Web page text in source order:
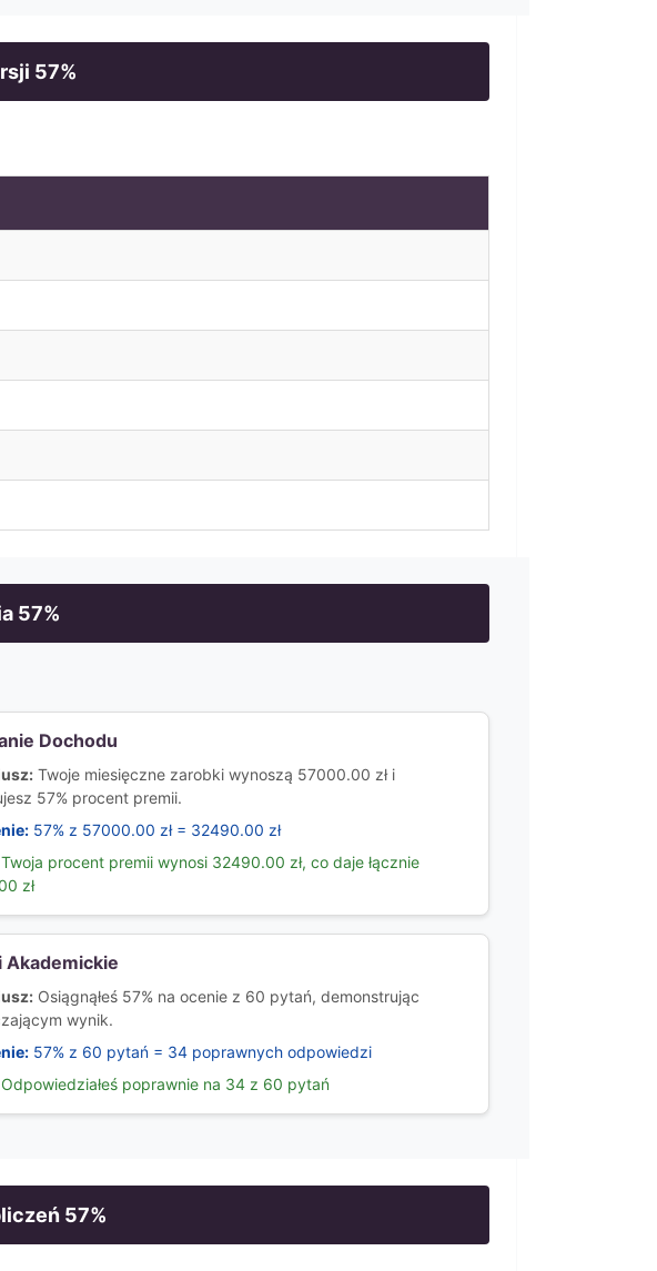
57%
57%
Dochodu
Twoje miesięczne zarobki wynoszą 57000.00 zł i
57% procent premii.
57% z 57000.00 zł = 32490.00 zł
Twoja procent premii wynosi 32490.00 zł, co daje łącznie
zł
Akademickie
Osiągnąłeś 57% na ocenie z 60 pytań, demonstrując
wynik.
57% z 60 pytań = 34 poprawnych odpowiedzi
Odpowiedziałeś poprawnie na 34 z 60 pytań
57%